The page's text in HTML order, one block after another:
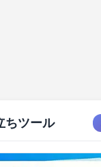
ちツール